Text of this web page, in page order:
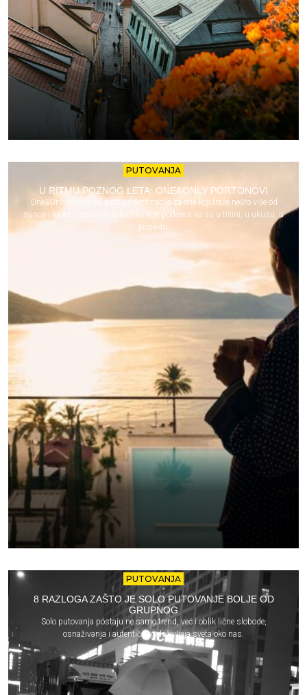
PUTOVANJA
U RITMU POZNOG LETA: ONE&ONLY PORTONOVI
One&Only Portonovi postaje destinacija za one koji traže nešto više od
sunca i mora – oni traže iskustvo koje podseća ko su u tišini, u ukusu, u
pogledu.
PUTOVANJA
8 RAZLOGA ZAŠTO JE SOLO PUTOVANJE BOLJE OD
GRUPNOG
Solo putovanja postaju ne samo trend, već i oblik lične slobode,
osnaživanja i autentičnog doživljaja sveta oko nas.